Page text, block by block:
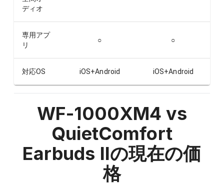
ディオ
専用アプ
リ
○ ○
対応OS iOS+Android iOS+Android
WF-1000XM4 vs
QuietComfort
Earbuds IIの現在の価
格